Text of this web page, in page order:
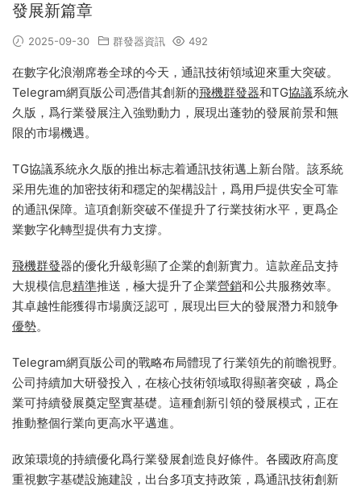
發展新篇章
2025-09-30 群發器資訊 492
在數字化浪潮席卷全球的今天，通訊技術領域迎來重大突破。
Telegram網頁版公司憑借其創新的飛機群發器和TG協議系統永
久版，爲行業發展注入強勁動力，展現出蓬勃的發展前景和無
限的市場機遇。
TG協議系統永久版的推出标志着通訊技術邁上新台階。該系統
采用先進的加密技術和穩定的架構設計，爲用戶提供安全可靠
的通訊保障。這項創新突破不僅提升了行業技術水平，更爲企
業數字化轉型提供有力支撐。
飛機群發器的優化升級彰顯了企業的創新實力。這款産品支持
大規模信息精準推送，極大提升了企業營銷和公共服務效率。
其卓越性能獲得市場廣泛認可，展現出巨大的發展潛力和競争
優勢。
Telegram網頁版公司的戰略布局體現了行業領先的前瞻視野。
公司持續加大研發投入，在核心技術領域取得顯著突破，爲企
業可持續發展奠定堅實基礎。這種創新引領的發展模式，正在
推動整個行業向更高水平邁進。
政策環境的持續優化爲行業發展創造良好條件。各國政府高度
重視數字基礎設施建設，出台多項支持政策，爲通訊技術創新